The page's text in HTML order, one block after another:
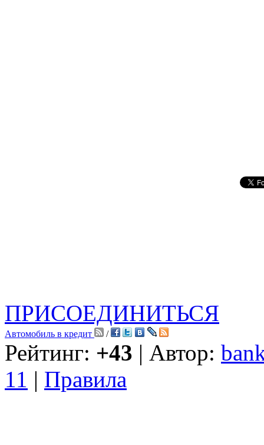
ПРИСОЕДИНИТЬСЯ
Автомобиль в кредит /
Рейтинг: +43 | Автор:
11 | Правила